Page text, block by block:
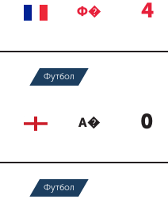
Ф� 4
Футбол
А� 0
Футбол